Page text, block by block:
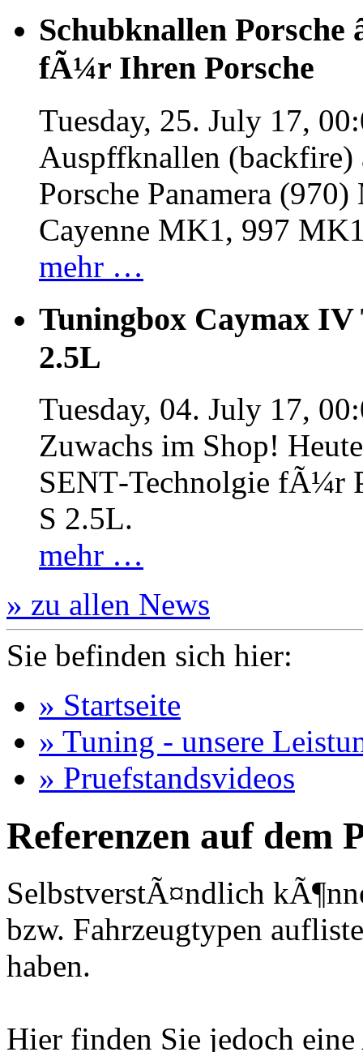
Schubknallen Porsche
fÃ¼r Ihren Porsche
Tuesday, 25. July 17,
Auspffknallen
Porsche Panamera
Cayenne MK1, 997
mehr …
Tuningbox Caymax IV
2.5L
Tuesday, 04. July 17,
Zuwachs im Shop!
SENT‐Technolgie fÃ¼r
S 2.5L.
mehr …
» zu allen News
Sie befinden sich hier:
» Startseite
» Tuning - unsere
» Pruefstandsvideos
Referenzen auf dem
SelbstverstÃ¤ndlich
bzw. Fahrzeugtypen
haben.
Hier finden Sie jedoch